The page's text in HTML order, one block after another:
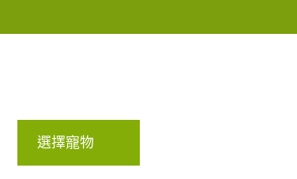
選擇寵物